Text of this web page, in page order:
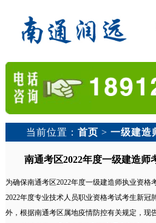
当前位置：首页 >一级建造
南通考区2022年度一级建造师
为确保南通考区2022年度一级建造师执业资格
2022年度专业技术人员职业资格考试考生新冠
外，根据南通考区属地疫情防控有关规定，现